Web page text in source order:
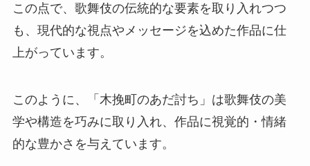
この点で、歌舞伎の伝統的な要素を取り入れつつ
も、現代的な視点やメッセージを込めた作品に仕
上がっています。
このように、「木挽町のあだ討ち」は歌舞伎の美
学や構造を巧みに取り入れ、作品に視覚的・情緒
的な豊かさを与えています。